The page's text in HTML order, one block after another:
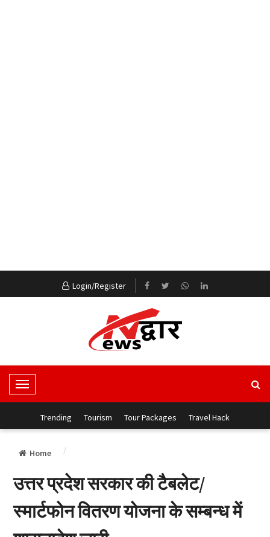
Login/Register
T
o
g
e
a
i
g
Trending Tourism Tour Packages Travel Hack
Home
उत्तर प्रदेश सरकार की टैबलेट/
स्मार्टफोन वितरण योजना के सम्बन्ध में